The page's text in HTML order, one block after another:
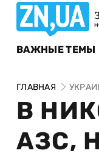
ВАЖНЫЕ ТЕМЫ
ГЛАВНАЯ
В
АЗС,